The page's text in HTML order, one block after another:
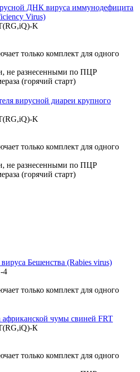
ДНК вируса иммунодефицита
Virus)
K
вирусной диареи крупного
K
Бешенства (Rabies virus)
4
чумы свиней FRT
К